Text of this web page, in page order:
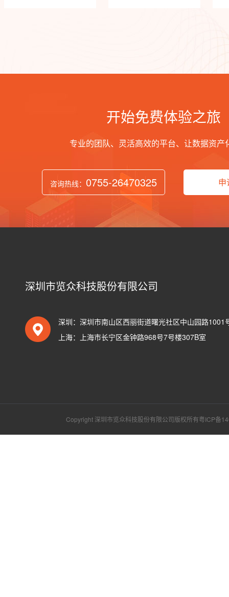
开始免费体验之旅
专业的团队、灵活高效的平台、让数据资产
咨询热线： 0755-26470325 申
深圳市览众科技股份有限公司
深圳：深圳市南山区西丽街道曙光社区中山园路1001
上海：上海市长宁区金钟路968号7号楼307B室
Copyright 深圳市览众科技股份有限公司版权所有粤ICP备